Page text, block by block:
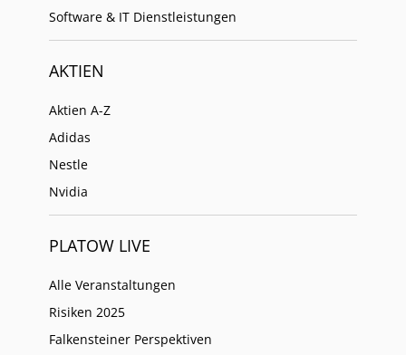
Software & IT Dienstleistungen
AKTIEN
Aktien A-Z
Adidas
Nestle
Nvidia
PLATOW LIVE
Alle Veranstaltungen
Risiken 2025
Falkensteiner Perspektiven